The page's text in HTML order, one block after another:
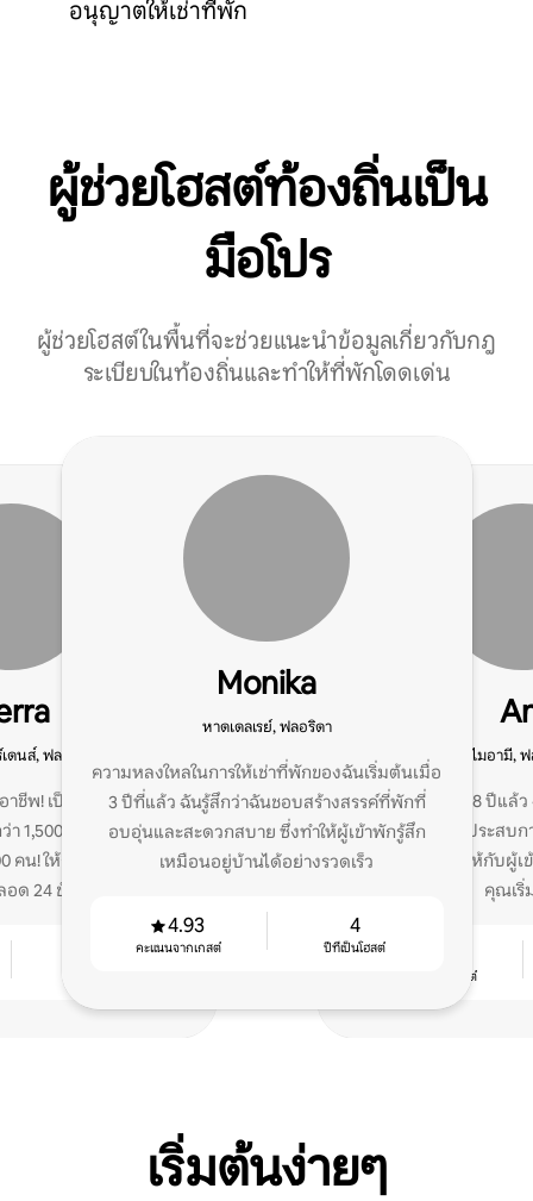
อนุญาตให้เช่าที่พัก
ผู้ช่วยโฮสต์ท้องถิ่นเป็น
มือโปร
ผู้ช่วยโฮสต์ในพื้นที่จะช่วยแนะนำข้อมูลเกี่ยวกับกฎ
ระเบียบในท้องถิ่นและทำให้ที่พักโดดเด่น
ดนส์, ฟลอริดา
ชีพ! เป็นเจ้าของที่พักดี
1,500 รีวิว! ให้บริการผู้
คน! ให้การสนับสนุนคุณ
24 ชั่วโมงทุกวัน! มาส
Monika
หาดเดลเรย์, ฟลอริดา
ความหลงใหลในการให้เช่าที่พักของฉันเริ่มต้นเมื่อ
3 ปีที่แล้ว ฉันรู้สึกว่าฉันชอบสร้างสรรค์ที่พักที่
อบอุ่นและสะดวกสบาย ซึ่งทำให้ผู้เข้าพักรู้สึก
เหมือนอยู่บ้านได้อย่างรวดเร็ว
4.93
คะแนนจากเกสต์
4
ปีที่เป็นโฮสต์
ไมอามี,
ฉันให้เช่าที่พักมา 8 ปีแล้
บริการและมอบประสบก
ดาวที่ยอดเยี่ยมให้กับผู้เ
คุณเริ่
คะแนนจากเกสต์
เริ่มต้นง่ายๆ